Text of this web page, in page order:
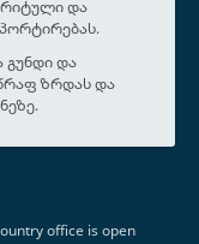
და
და
ზრდას და
office is open